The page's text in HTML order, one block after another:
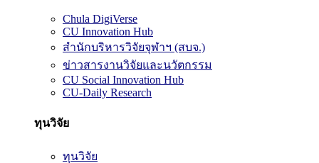
Chula DigiVerse
CU Innovation Hub
สำนักบริหารวิจัยจุฬาฯ (สบจ.)
ข่าวสารงานวิจัยและนวัตกรรม
CU Social Innovation Hub
CU-Daily Research
ทุนวิจัย
ทุนวิจัย